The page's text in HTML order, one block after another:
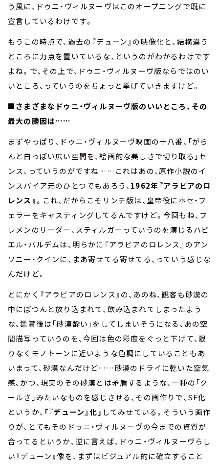
う風に、ドゥニ・ヴィルヌーヴはこのオープニングで既に
宣言しているわけです。
もうこの時点で、過去の『デューン』の映像化と、結構違う
ところに力点を置いているな、というのがわかるわけです
よね。で、その上で、ドゥニ・ヴィルヌーヴ版ならではのい
いところ、っていうのをちょっと挙げていきますけど。
■さまざまなドゥニ・ヴィルヌーヴ版のいいところ、その
最大の勝因は……
まずやっぱり、ドゥニ・ヴィルヌーヴ映画の十八番、「がら
んと白っぽい広い空間を、絵画的な美しさで切り取る」セ
ンス、っていうのがですね……これはあの、原作小説のイ
ンスパイア元のひとつでもあろう、 1962年『アラビアのロ
レンス』。これ、だからこそリンチ版は、皇帝役にホセ・フ
ェラーをキャスティングしてるんですけど。今回もね、フ
レメンのリーダー、スティルガーっていうのを演じるハビ
エル・バルデムは、明らかに『アラビアのロレンス』のアン
ソニー・クインに、まあ寄せてる寄せてる、っていう感じな
んだけど。
とにかく『アラビアのロレンス』の、あのね、観客も砂漠の
中にぽつんと放り込まれて、飲み込まれてしまったよう
な、鑑賞後は「砂漠酔い」をしてしまいそうになる、あの空
間描写っていうのを、今回は色の彩度をぐっと下げて、限
りなくモノトーンに近いような色調にしていることもあ
いまって、砂漠なんだけど……砂漠のドライに乾いた空気
感、かつ、現実のその砂漠とは矛盾するような、一種の「ク
ールさ」みたいなものを感じさせる、その画作りで、SF化
というか、 「『デューン』化」 してみせている。そういう画作
りが、とてもそのドゥニ・ヴィルヌーヴの今までの資質が
合ってるというか、逆に言えば、ドゥニ・ヴィルヌーヴらし
い『デューン』像を、まずはビジュアル的に確立すること